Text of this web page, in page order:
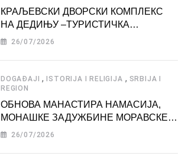
КРАЉЕВСКИ ДВОРСКИ КОМПЛЕКС
НА ДЕДИЊУ –ТУРИСТИЧКА
АТРАКЦИЈА
26/07/2026
DOGAĐAJI , ISTORIJA I RELIGIJA , SRBIJA I
REGION
ОБНОВА МАНАСТИРА НАМАСИЈА,
МОНАШКЕ ЗАДУЖБИНЕ МОРАВСКЕ
СРБИЈЕ
26/07/2026